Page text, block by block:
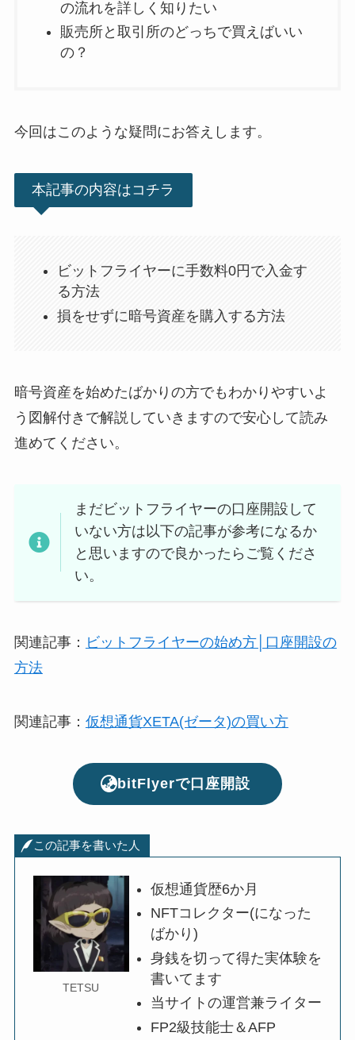
の流れを詳しく知りたい
販売所と取引所のどっちで買えばいい
の？
今回はこのような疑問にお答えします。
本記事の内容はコチラ
ビットフライヤーに手数料0円で入金す
る方法
損をせずに暗号資産を購入する方法
暗号資産を始めたばかりの方でもわかりやすいよ
う図解付きで解説していきますので安心して読み
進めてください。
まだビットフライヤーの口座開設して
いない方は以下の記事が参考になるか
と思いますので良かったらご覧くださ
い。
関連記事： ビットフライヤーの始め方│口座開設の
方法
関連記事： 仮想通貨XETA(ゼータ)の買い方
bitFlyerで口座開設
この記事を書いた人
TETSU
仮想通貨歴6か月
NFTコレクター(になった
ばかり)
身銭を切って得た実体験を
書いてます
当サイトの運営兼ライター
FP2級技能士＆AFP